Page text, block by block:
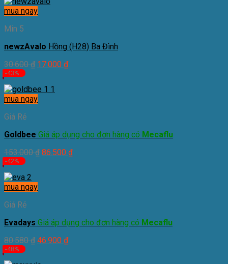
mua ngay
Min 5
newzAvalo Hồng (H28) Ba Đình
30.600₫ 17.000 ₫
-43%
mua ngay
Giá Rẻ
Goldbee Giá áp dụng cho đơn hàng có Mecaflu
153.000₫ 86.500 ₫
-42%
mua ngay
Giá Rẻ
Evadays Giá áp dụng cho đơn hàng có Mecaflu
80.580₫ 46.900 ₫
-48%